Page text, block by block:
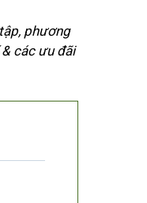
phương
các ưu đãi